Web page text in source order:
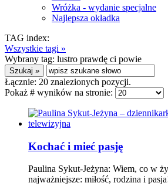
Wróżka - wydanie specjalne
Najlepsza okładka
TAG index:
Wszystkie tagi »
Wybrany tag: lustro prawdę ci powie
Łącznie: 20 znalezionych pozycji.
Pokaż # wyników na stronie:
Kochać i mieć pasję
Paulina Sykut-Jeżyna: Wiem, co w
najważniejsze: miłość, rodzina i